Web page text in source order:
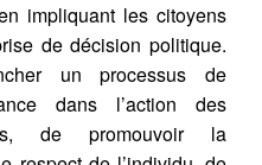
impliquant les citoyens
de décision politique.
un processus de
dans l’action des
de promouvoir la